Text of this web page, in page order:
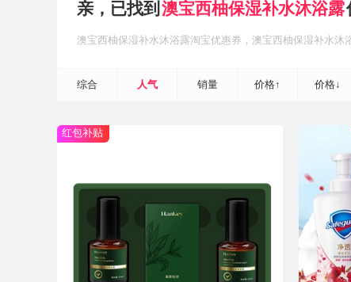
亲，已找到 澳宝西柚保湿补水沐浴露
澳宝西柚保湿补水沐浴露淘宝优惠券 ，澳宝西柚保湿补水沐
综合 人气 销量 价格↑ 价格↓
红包补贴